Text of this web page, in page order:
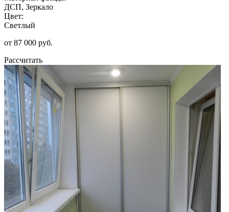
ДСП, Зеркало
Цвет:
Светлый
от 87 000 руб.
Рассчитать